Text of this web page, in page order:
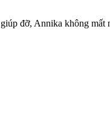
đỡ, Annika không mất